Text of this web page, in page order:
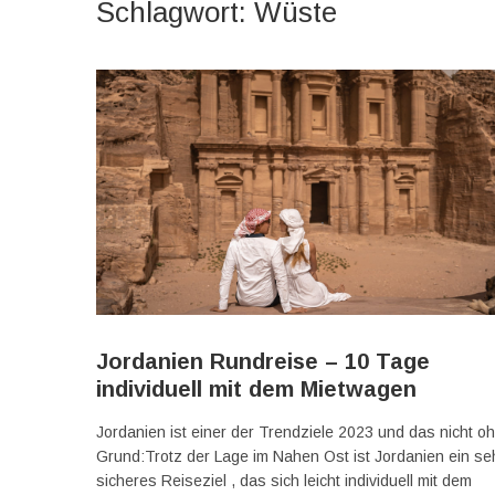
Schlagwort: Wüste
Jordanien Rundreise – 10 Tage
individuell mit dem Mietwagen
Jordanien ist einer der Trendziele 2023 und das nicht
Grund:Trotz der Lage im Nahen Ost ist Jordanien ein
sicheres Reiseziel , das sich leicht individuell mit dem